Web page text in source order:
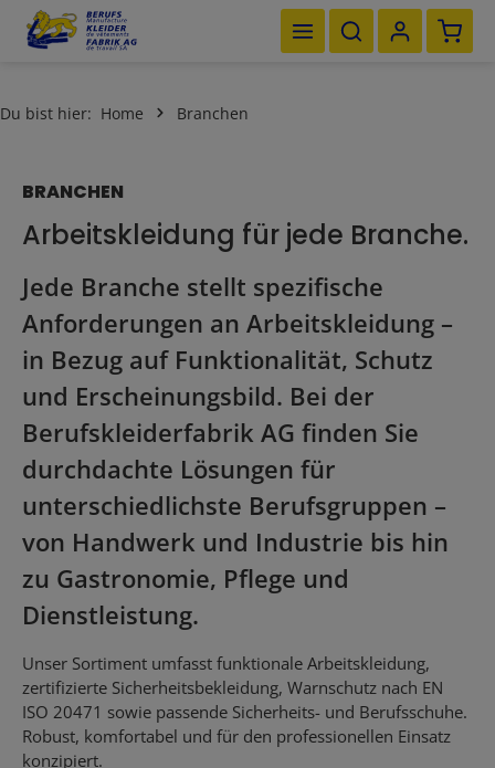
Zum Hauptinhalt springen
Du bist hier: Home Branchen
BRANCHEN
Arbeitskleidung für jede Branche.
Jede Branche stellt spezifische
Anforderungen an Arbeitskleidung –
in Bezug auf Funktionalität, Schutz
und Erscheinungsbild. Bei der
Berufskleiderfabrik AG finden Sie
durchdachte Lösungen für
unterschiedlichste Berufsgruppen –
von Handwerk und Industrie bis hin
zu Gastronomie, Pflege und
Dienstleistung.
Unser Sortiment umfasst funktionale Arbeitskleidung,
zertifizierte Sicherheitsbekleidung, Warnschutz nach EN
ISO 20471 sowie passende Sicherheits- und Berufsschuhe.
Robust, komfortabel und für den professionellen Einsatz
konzipiert.